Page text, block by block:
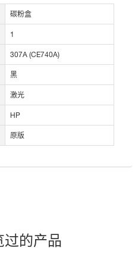
碳粉盒
1
307A (CE740A)
黑
激光
HP
原版
过的产品